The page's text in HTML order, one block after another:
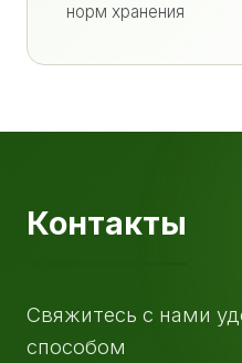
норм хранения
Контакты
Свяжитесь с нами
способом